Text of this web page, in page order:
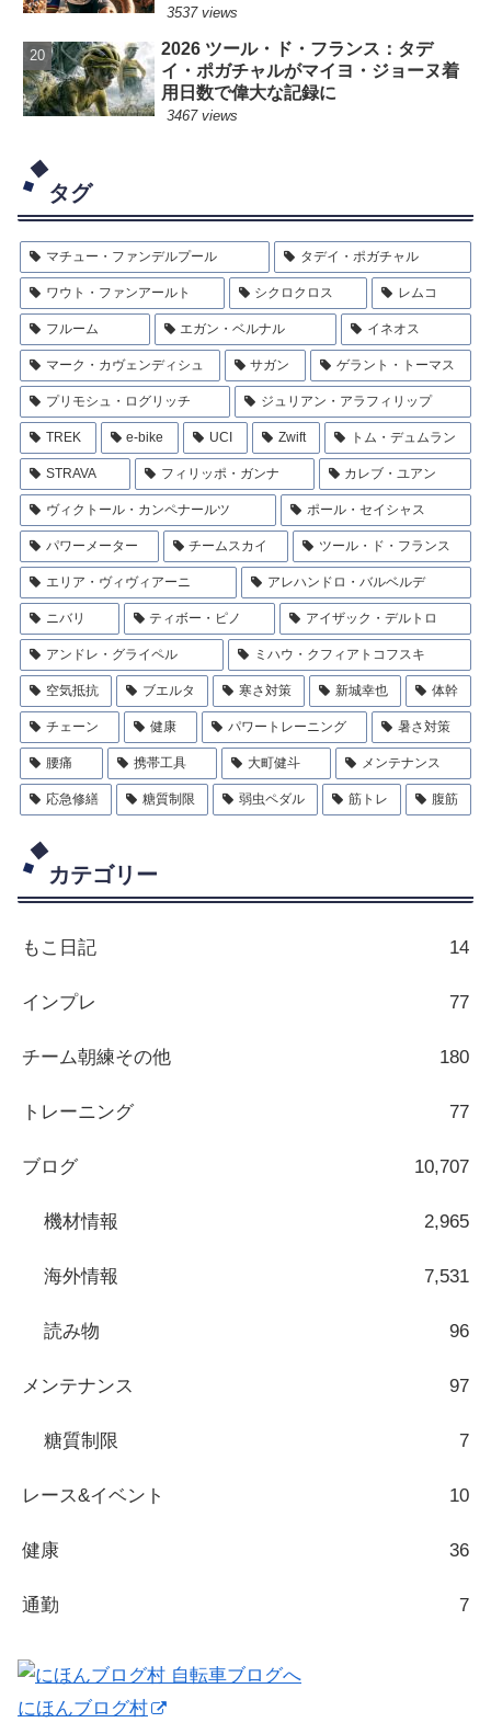
3537 views
2026 ツール・ド・フランス：タデ
イ・ポガチャルがマイヨ・ジョーヌ着
用日数で偉大な記録に
3467 views
タグ
マチュー・ファンデルプール タデイ・ポガチャル
ワウト・ファンアールト シクロクロス レムコ
フルーム エガン・ベルナル イネオス
マーク・カヴェンディシュ サガン ゲラント・トーマス
プリモシュ・ログリッチ ジュリアン・アラフィリップ
TREK e-bike UCI Zwift トム・デュムラン
STRAVA フィリッポ・ガンナ カレブ・ユアン
ヴィクトール・カンペナールツ ポール・セイシャス
パワーメーター チームスカイ ツール・ド・フランス
エリア・ヴィヴィアーニ アレハンドロ・バルベルデ
ニバリ ティボー・ピノ アイザック・デルトロ
アンドレ・グライペル ミハウ・クフィアトコフスキ
空気抵抗 ブエルタ 寒さ対策 新城幸也 体幹
チェーン 健康 パワートレーニング 暑さ対策
腰痛 携帯工具 大町健斗 メンテナンス
応急修繕 糖質制限 弱虫ペダル 筋トレ 腹筋
カテゴリー
もこ日記 14
インプレ 77
チーム朝練その他 180
トレーニング 77
ブログ 10,707
機材情報 2,965
海外情報 7,531
読み物 96
メンテナンス 97
糖質制限 7
レース&イベント 10
健康 36
通勤 7
にほんブログ村